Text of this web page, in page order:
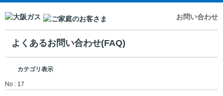
お問い合わせ
よくあるお問い合わせ(FAQ)
カテゴリ表示
No : 17